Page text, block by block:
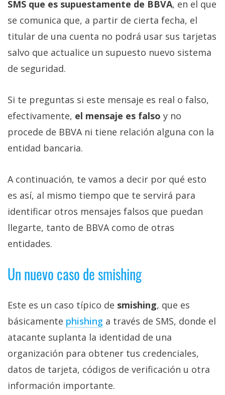
SMS que es supuestamente de BBVA, en el que
se comunica que, a partir de cierta fecha, el
titular de una cuenta no podrá usar sus tarjetas
salvo que actualice un supuesto nuevo sistema
de seguridad.
Si te preguntas si este mensaje es real o falso,
efectivamente, el mensaje es falso y no
procede de BBVA ni tiene relación alguna con la
entidad bancaria.
A continuación, te vamos a decir por qué esto
es así, al mismo tiempo que te servirá para
identificar otros mensajes falsos que puedan
llegarte, tanto de BBVA como de otras
entidades.
Un nuevo caso de smishing
Este es un caso típico de smishing, que es
básicamente phishing‎ a través de SMS, donde el
atacante suplanta la identidad de una
organización para obtener tus credenciales,
datos de tarjeta, códigos de verificación u otra
información importante.